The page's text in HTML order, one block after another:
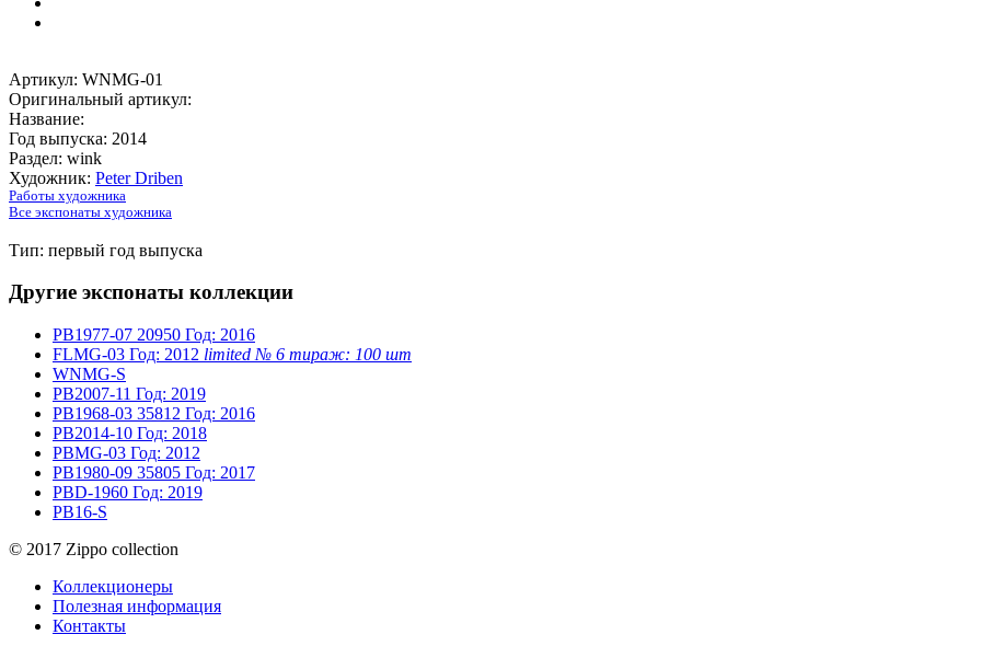
Артикул: WNMG-01
Оригинальный артикул:
Название:
Год выпуска: 2014
Раздел: wink
Художник: Peter Driben
Работы художника
Все экспонаты художника
Тип: первый год выпуска
Другие экспонаты коллекции
PB1977-07 20950 Год: 2016
FLMG-03 Год: 2012 limited № 6 тираж: 100 шт
WNMG-S
PB2007-11 Год: 2019
PB1968-03 35812 Год: 2016
PB2014-10 Год: 2018
PBMG-03 Год: 2012
PB1980-09 35805 Год: 2017
PBD-1960 Год: 2019
PB16-S
© 2017 Zippo collection
Коллекционеры
Полезная информация
Контакты